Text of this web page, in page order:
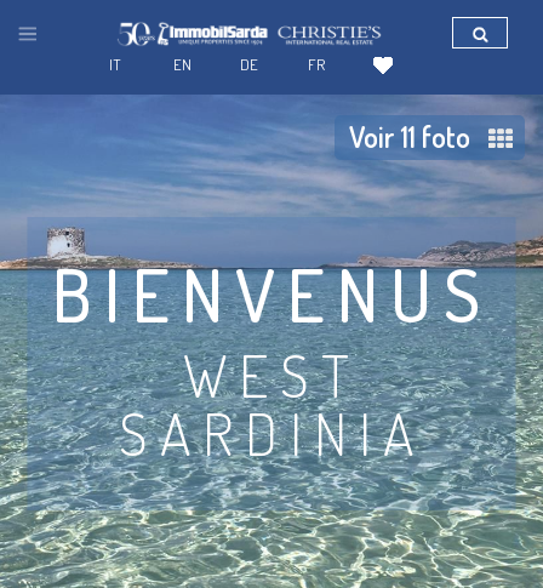
Voir 11 foto
BIENVENUS
WEST
SARDINIA
FR
DE
EN
IT